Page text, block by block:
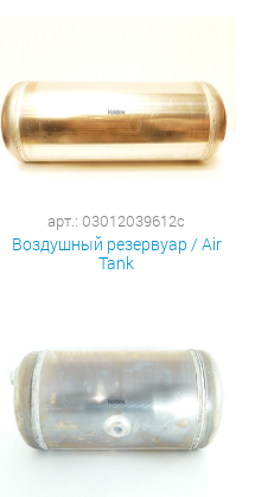
арт.: 03012039612c
Воздушный резервуар / Air
Tank